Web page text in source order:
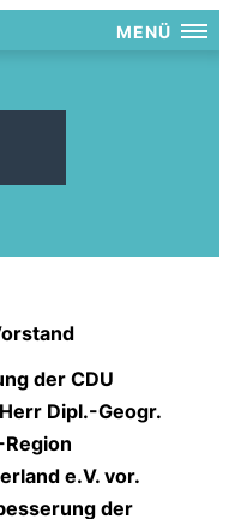
MENÜ
der CDU
Dipl.-Geogr.
Region
e.V. vor.
der